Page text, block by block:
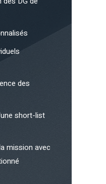
des
short-list
mission avec